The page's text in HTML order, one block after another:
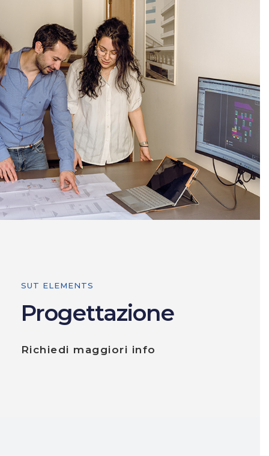
SUT ELEMENTS
Progettazione
Richiedi maggiori info